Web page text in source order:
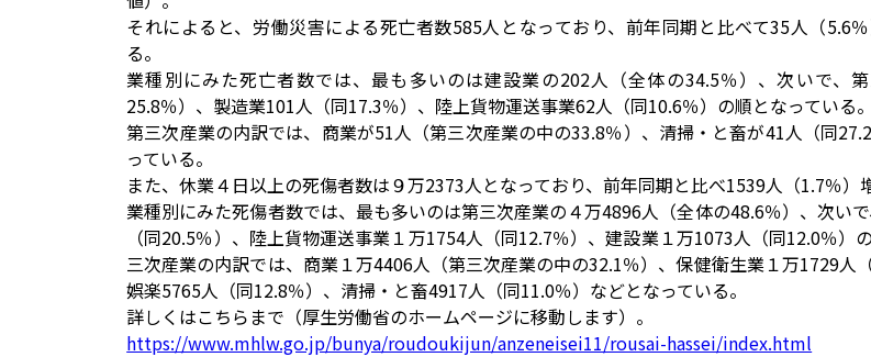
それによると、労働災害による死亡者数585人となっており、前年同期と比べて35人（5.6
る。
業種別にみた死亡者数では、最も多いのは建設業の202人（全体の34.5％）、次いで、
25.8％）、製造業101人（同17.3％）、陸上貨物運送事業62人（同10.6％）の順となっている。
第三次産業の内訳では、商業が51人（第三次産業の中の33.8％）、清掃・と畜が41人（同
っている。
また、休業４日以上の死傷者数は９万2373人となっており、前年同期と比べ1539人（1.7％）
業種別にみた死傷者数では、最も多いのは第三次産業の４万4896人（全体の48.6％）、次い
（同20.5％）、陸上貨物運送事業１万1754人（同12.7％）、建設業１万1073人（同12.0％）
三次産業の内訳では、商業１万4406人（第三次産業の中の32.1％）、保健衛生業１万1729人
娯楽5765人（同12.8％）、清掃・と畜4917人（同11.0％）などとなっている。
詳しくはこちらまで（厚生労働省のホームページに移動します）。
https://www.mhlw.go.jp/bunya/roudoukijun/anzeneisei11/rousai-hassei/index.html